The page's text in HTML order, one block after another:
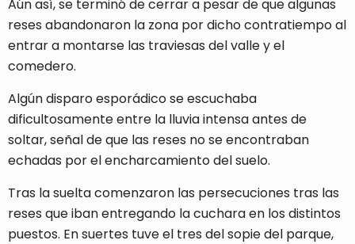
Aún así, se terminó de cerrar a pesar de que algunas
reses abandonaron la zona por dicho contratiempo al
entrar a montarse las traviesas del valle y el
comedero.
Algún disparo esporádico se escuchaba
dificultosamente entre la lluvia intensa antes de
soltar, señal de que las reses no se encontraban
echadas por el encharcamiento del suelo.
Tras la suelta comenzaron las persecuciones tras las
reses que iban entregando la cuchara en los distintos
puestos. En suertes tuve el tres del sopie del parque,